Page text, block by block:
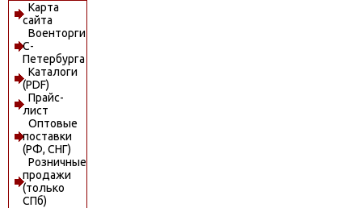
Карта
сайта
Военторги
С-
Петербурга
Каталоги
(PDF)
Прайс-
лист
Оптовые
поставки
(РФ, СНГ)
Розничные
продажи
(только
СПб)